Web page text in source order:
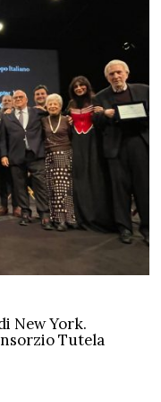
New York.
Tutela